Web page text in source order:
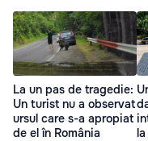
La un pas de tragedie:
Un turist nu a observat
ursul care s-a apropiat
de el în România
la